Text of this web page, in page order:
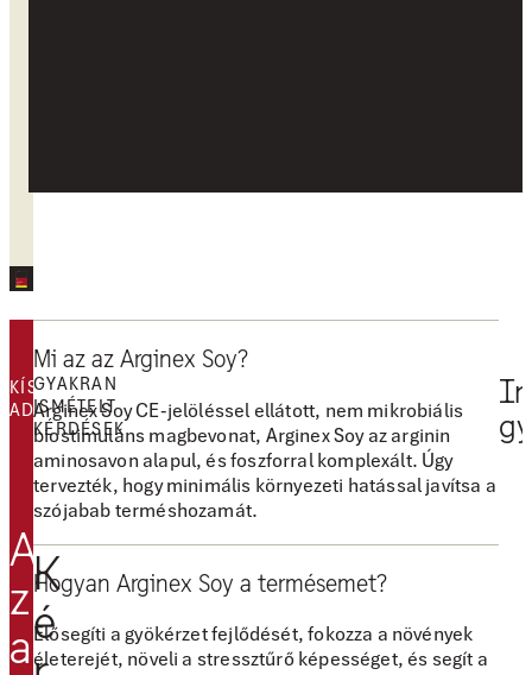
KÍSÉRLETI
ADATOK
A
z
a
VISSZAJELZÉS
A
r
g
i
n
e
GYAKRAN
ISMÉTELT
KÉRDÉSEK
K
é
Mi az az Arginex Soy?
Arginex Soy CE-jelöléssel ellátott, nem mikrobiális
biostimuláns magbevonat, Arginex Soy az arginin
aminosavon alapul, és foszforral komplexált. Úgy
tervezték, hogy minimális környezeti hatással javítsa a
szójabab terméshozamát.
Hogyan Arginex Soy a termésemet?
Elősegíti a gyökérzet fejlődését, fokozza a növények
életerejét, növeli a stressztűrő képességet, és segít a